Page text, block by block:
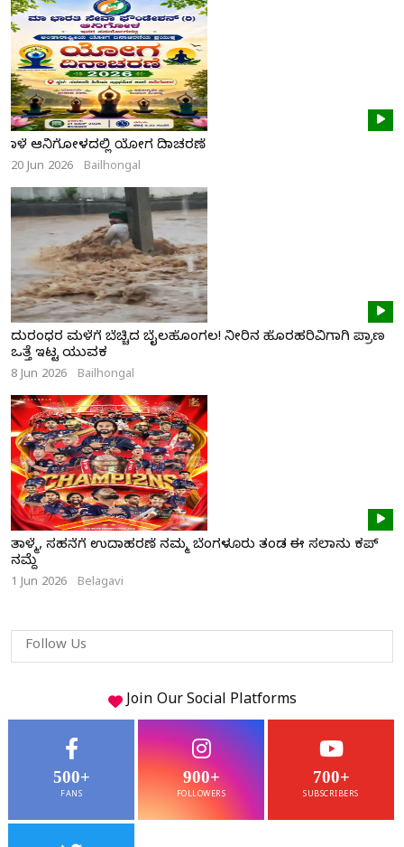
ನಾಳೆ ಆನಿಗೋಳದಲ್ಲಿ ಯೋಗ ದಿನಾಚರಣೆ
20 Jun 2026 Bailhongal
ದುರಂಧರ ಮಳೆಗೆ ಬೆಚ್ಚಿದ ಬೈಲಹೊಂಗಲ! ನೀರಿನ ಹೊರಹರಿವಿಗಾಗಿ ಪ್ರಾಣ
ಒತ್ತೆ ಇಟ್ಟ ಯುವಕ
8 Jun 2026 Bailhongal
ತಾಳ್ಮೆ, ಸಹನೆಗೆ ಉದಾಹರಣೆ ನಮ್ಮ ಬೆಂಗಳೂರು ತಂಡ ಈ ಸಲಾನು ಕಪ್
ನಮ್ದೆ
1 Jun 2026 Belagavi
Follow Us
Join Our Social Platforms
500+
FANS
900+
FOLLOWERS
700+
SUBSCRIBERS